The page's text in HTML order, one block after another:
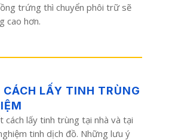
trứng thì chuyển phôi trữ sẽ
cao hơn.
CÁCH LẤY TINH TRÙNG
cách lấy tinh trùng tại nhà và tại
tinh dịch đồ. Những lưu ý